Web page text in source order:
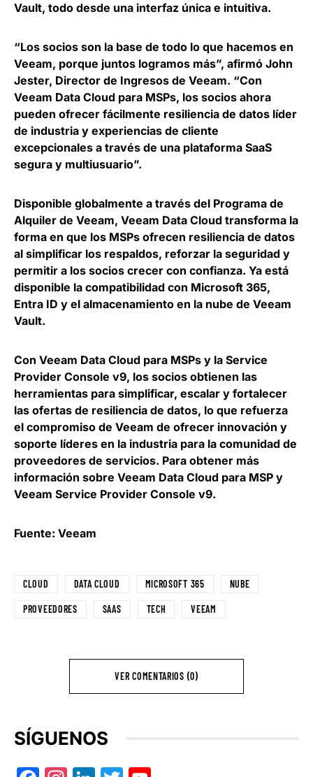
Vault, todo desde una interfaz única e intuitiva.
“Los socios son la base de todo lo que hacemos en
Veeam, porque juntos logramos más”, afirmó John
Jester, Director de Ingresos de Veeam. “Con
Veeam Data Cloud para MSPs, los socios ahora
pueden ofrecer fácilmente resiliencia de datos líder
de industria y experiencias de cliente
excepcionales a través de una plataforma SaaS
segura y multiusuario”.
Disponible globalmente a través del Programa de
Alquiler de Veeam, Veeam Data Cloud transforma la
forma en que los MSPs ofrecen resiliencia de datos
al simplificar los respaldos, reforzar la seguridad y
permitir a los socios crecer con confianza. Ya está
disponible la compatibilidad con Microsoft 365,
Entra ID y el almacenamiento en la nube de Veeam
Vault.
Con Veeam Data Cloud para MSPs y la Service
Provider Console v9, los socios obtienen las
herramientas para simplificar, escalar y fortalecer
las ofertas de resiliencia de datos, lo que refuerza
el compromiso de Veeam de ofrecer innovación y
soporte líderes en la industria para la comunidad de
proveedores de servicios. Para obtener más
información sobre Veeam Data Cloud para MSP y
Veeam Service Provider Console v9.
Fuente: Veeam
CLOUD DATA CLOUD MICROSOFT 365 NUBE
PROVEEDORES SAAS TECH VEEAM
VER COMENTARIOS (0)
SÍGUENOS